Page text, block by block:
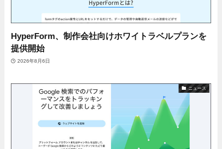
HyperForm、制作会社向けホワイトラベルプランを
提供開始
2026年8月6日
ニュース